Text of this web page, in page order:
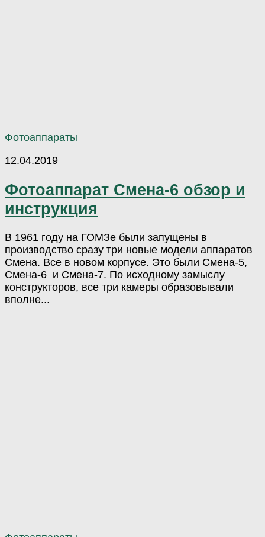
Фотоаппараты
12.04.2019
Фотоаппарат Смена-6 обзор и
инструкция
В 1961 году на ГОМЗе были запущены в
производство сразу три новые модели аппаратов
Смена. Все в новом корпусе. Это были Смена-5,
Смена-6 и Смена-7. По исходному замыслу
конструкторов, все три камеры образовывали
вполне...